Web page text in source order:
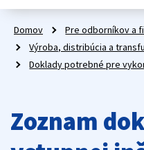
Domov
Pre odborníkov a
Výroba, distribúcia a
Doklady potrebné pre
Zoznam